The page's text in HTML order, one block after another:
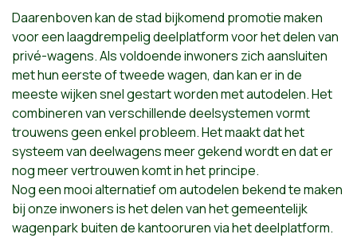
Daarenboven kan de stad bijkomend promotie maken
voor een laagdrempelig deelplatform voor het delen van
privé-wagens. Als voldoende inwoners zich aansluiten
met hun eerste of tweede wagen, dan kan er in de
meeste wijken snel gestart worden met autodelen. Het
combineren van verschillende deelsystemen vormt
trouwens geen enkel probleem. Het maakt dat het
systeem van deelwagens meer gekend wordt en dat er
nog meer vertrouwen komt in het principe.
Nog een mooi alternatief om autodelen bekend te maken
bij onze inwoners is het delen van het gemeentelijk
wagenpark buiten de kantooruren via het deelplatform.